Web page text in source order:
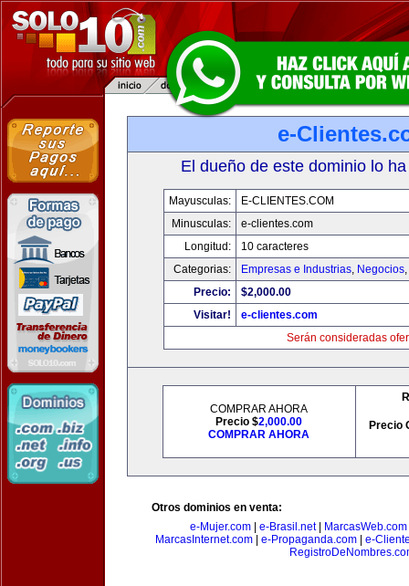
e-
El dueño de este dominio lo
Mayusculas:
E-CLIENTES.COM
Minusculas:
e-clientes.com
Longitud:
10 caracteres
Categorias:
Empresas e Industrias, Negocios,
Precio:
$2,000.00
Visitar!
e-clientes.com
Serán consideradas
COMPRAR AHORA
Precio $2,000.00
COMPRAR AHORA
Precio
Otros dominios en venta:
e-Mujer.com| e-Brasil.net| MarcasWeb.com
MarcasInternet.com| e-Propaganda.com| e-